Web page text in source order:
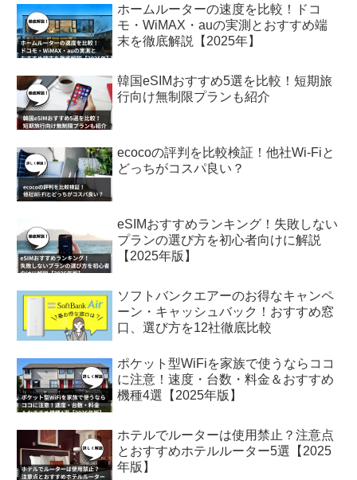
ホームルーターの速度を比較！ドコ
モ・WiMAX・auの実測とおすすめ端
末を徹底解説【2025年】
韓国eSIMおすすめ5選を比較！短期旅
行向け無制限プランも紹介
ecocoの評判を比較検証！他社Wi-Fiと
どっちがコスパ良い？
eSIMおすすめランキング！失敗しない
プランの選び方を初心者向けに解説
【2025年版】
ソフトバンクエアーのお得なキャンペ
ーン・キャッシュバック！おすすめ窓
口、選び方を12社徹底比較
ポケット型WiFiを家族で使うならココ
に注意！速度・台数・料金＆おすすめ
機種4選【2025年版】
ホテルでルーターは使用禁止？注意点
とおすすめホテルルーター5選【2025
年版】